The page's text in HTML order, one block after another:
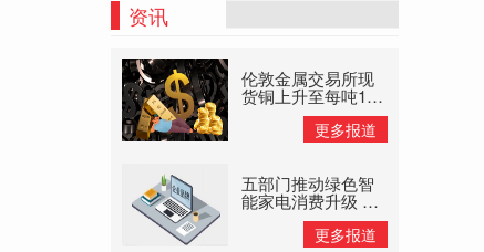
资讯
伦敦金属交易所现
货铜上升至每吨145
美元高位 大宗商品
更多报道
五部门推动绿色智
能家电消费升级 以
旧换新补贴惠民
更多报道